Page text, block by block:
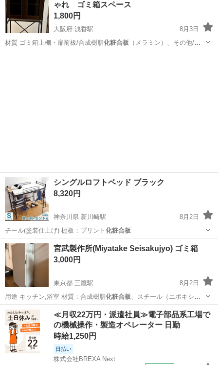
ゃれ ゴミ箱スペース
1,800円
大阪府 浅香駅
8月3日
材質 ゴミ箱上棚・扉前板/合成樹脂化粧合板 （メラミン）、その他/プ
シングルロフトベッド ブラック
8,320円
神奈川県 新川崎駅
8月2日
チール(塗装仕上げ) 棚板：プリント 化粧合板
神奈川 川崎市 新川崎駅
宮武製作所(Miyatake Seisakujyo) ゴミ箱
3,000円
東京都 三鷹駅
8月2日
用途 キッチン,浴室 材質：合成樹脂化粧合板 、スチール（エポキシ樹
脂粉体塗装） …
東京 三鷹市 三鷹駅 インテリア雑貨/小物
≪月収22万円・派遣社員≫電子部品系工場で
の機械操作・製造オペレーター 日勤
時給1,250円
日払い
株式会社BREXA Next